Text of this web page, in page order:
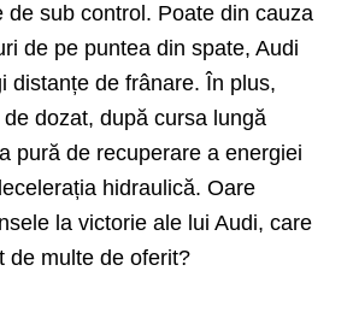
de sub control. Poate din cauza
de pe puntea din spate, Audi
distanțe de frânare. În plus,
dozat, după cursa lungă
pură de recuperare a energiei
hidraulică. Oare
la victorie ale lui Audi, care
de multe de oferit?